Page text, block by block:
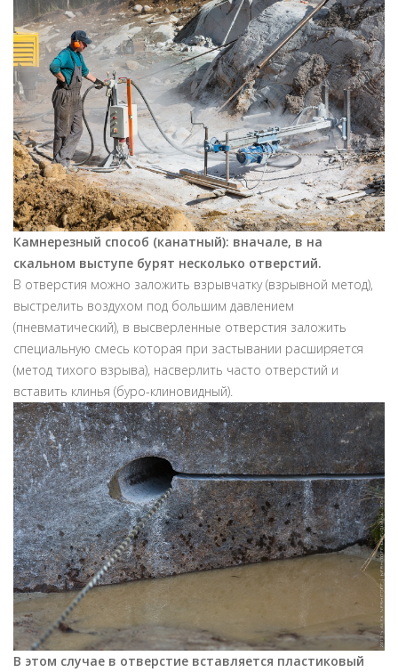
Камнерезный способ (канатный): вначале, в на
скальном выступе бурят несколько отверстий.
В отверстия можно заложить взрывчатку (взрывной метод),
выстрелить воздухом под большим давлением
(пневматический), в высверленные отверстия заложить
специальную смесь которая при застывании расширяется
(метод тихого взрыва), насверлить часто отверстий и
вставить клинья (буро-клиновидный).
В этом случае в отверстие вставляется пластиковый